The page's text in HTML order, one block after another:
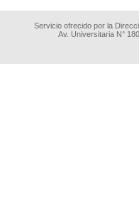
Servicio ofrecido por la
Av. Universitaria N°